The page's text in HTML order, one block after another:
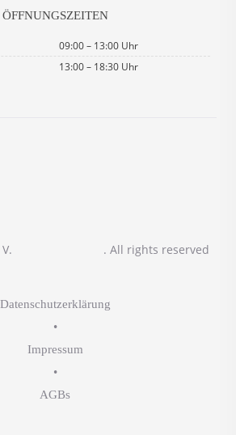
ÖFFNUNGSZEITEN
09:00 – 13:00 Uhr
13:00 – 18:30 Uhr
. All rights reserved
Datenschutzerklärung
•
Impressum
•
AGBs